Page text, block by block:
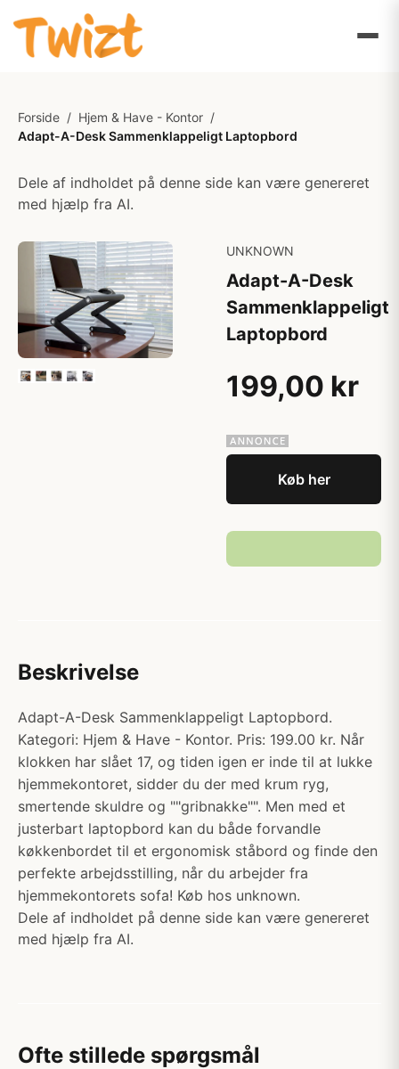
Forside / Hjem & Have - Kontor /
Adapt-A-Desk Sammenklappeligt Laptopbord
Dele af indholdet på denne side kan være genereret
med hjælp fra AI.
UNKNOWN
Adapt-A-Desk
Sammenklappeligt
Laptopbord
199,00 kr
Køb her
Beskrivelse
Adapt-A-Desk Sammenklappeligt Laptopbord.
Kategori: Hjem & Have - Kontor. Pris: 199.00 kr. Når
klokken har slået 17, og tiden igen er inde til at lukke
hjemmekontoret, sidder du der med krum ryg,
smertende skuldre og ""gribnakke"". Men med et
justerbart laptopbord kan du både forvandle
køkkenbordet til et ergonomisk ståbord og finde den
perfekte arbejdsstilling, når du arbejder fra
hjemmekontorets sofa! Køb hos unknown.
Dele af indholdet på denne side kan være genereret
med hjælp fra AI.
Ofte stillede spørgsmål